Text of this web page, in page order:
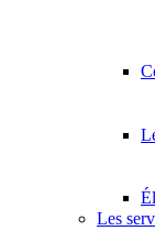
Les